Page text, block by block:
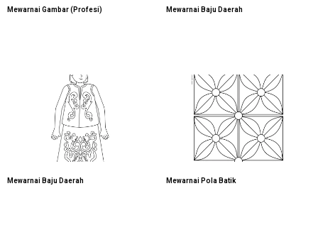
Mewarnai Gambar (Profesi) Mewarnai Baju Daerah
Mewarnai Baju Daerah Mewarnai Pola Batik